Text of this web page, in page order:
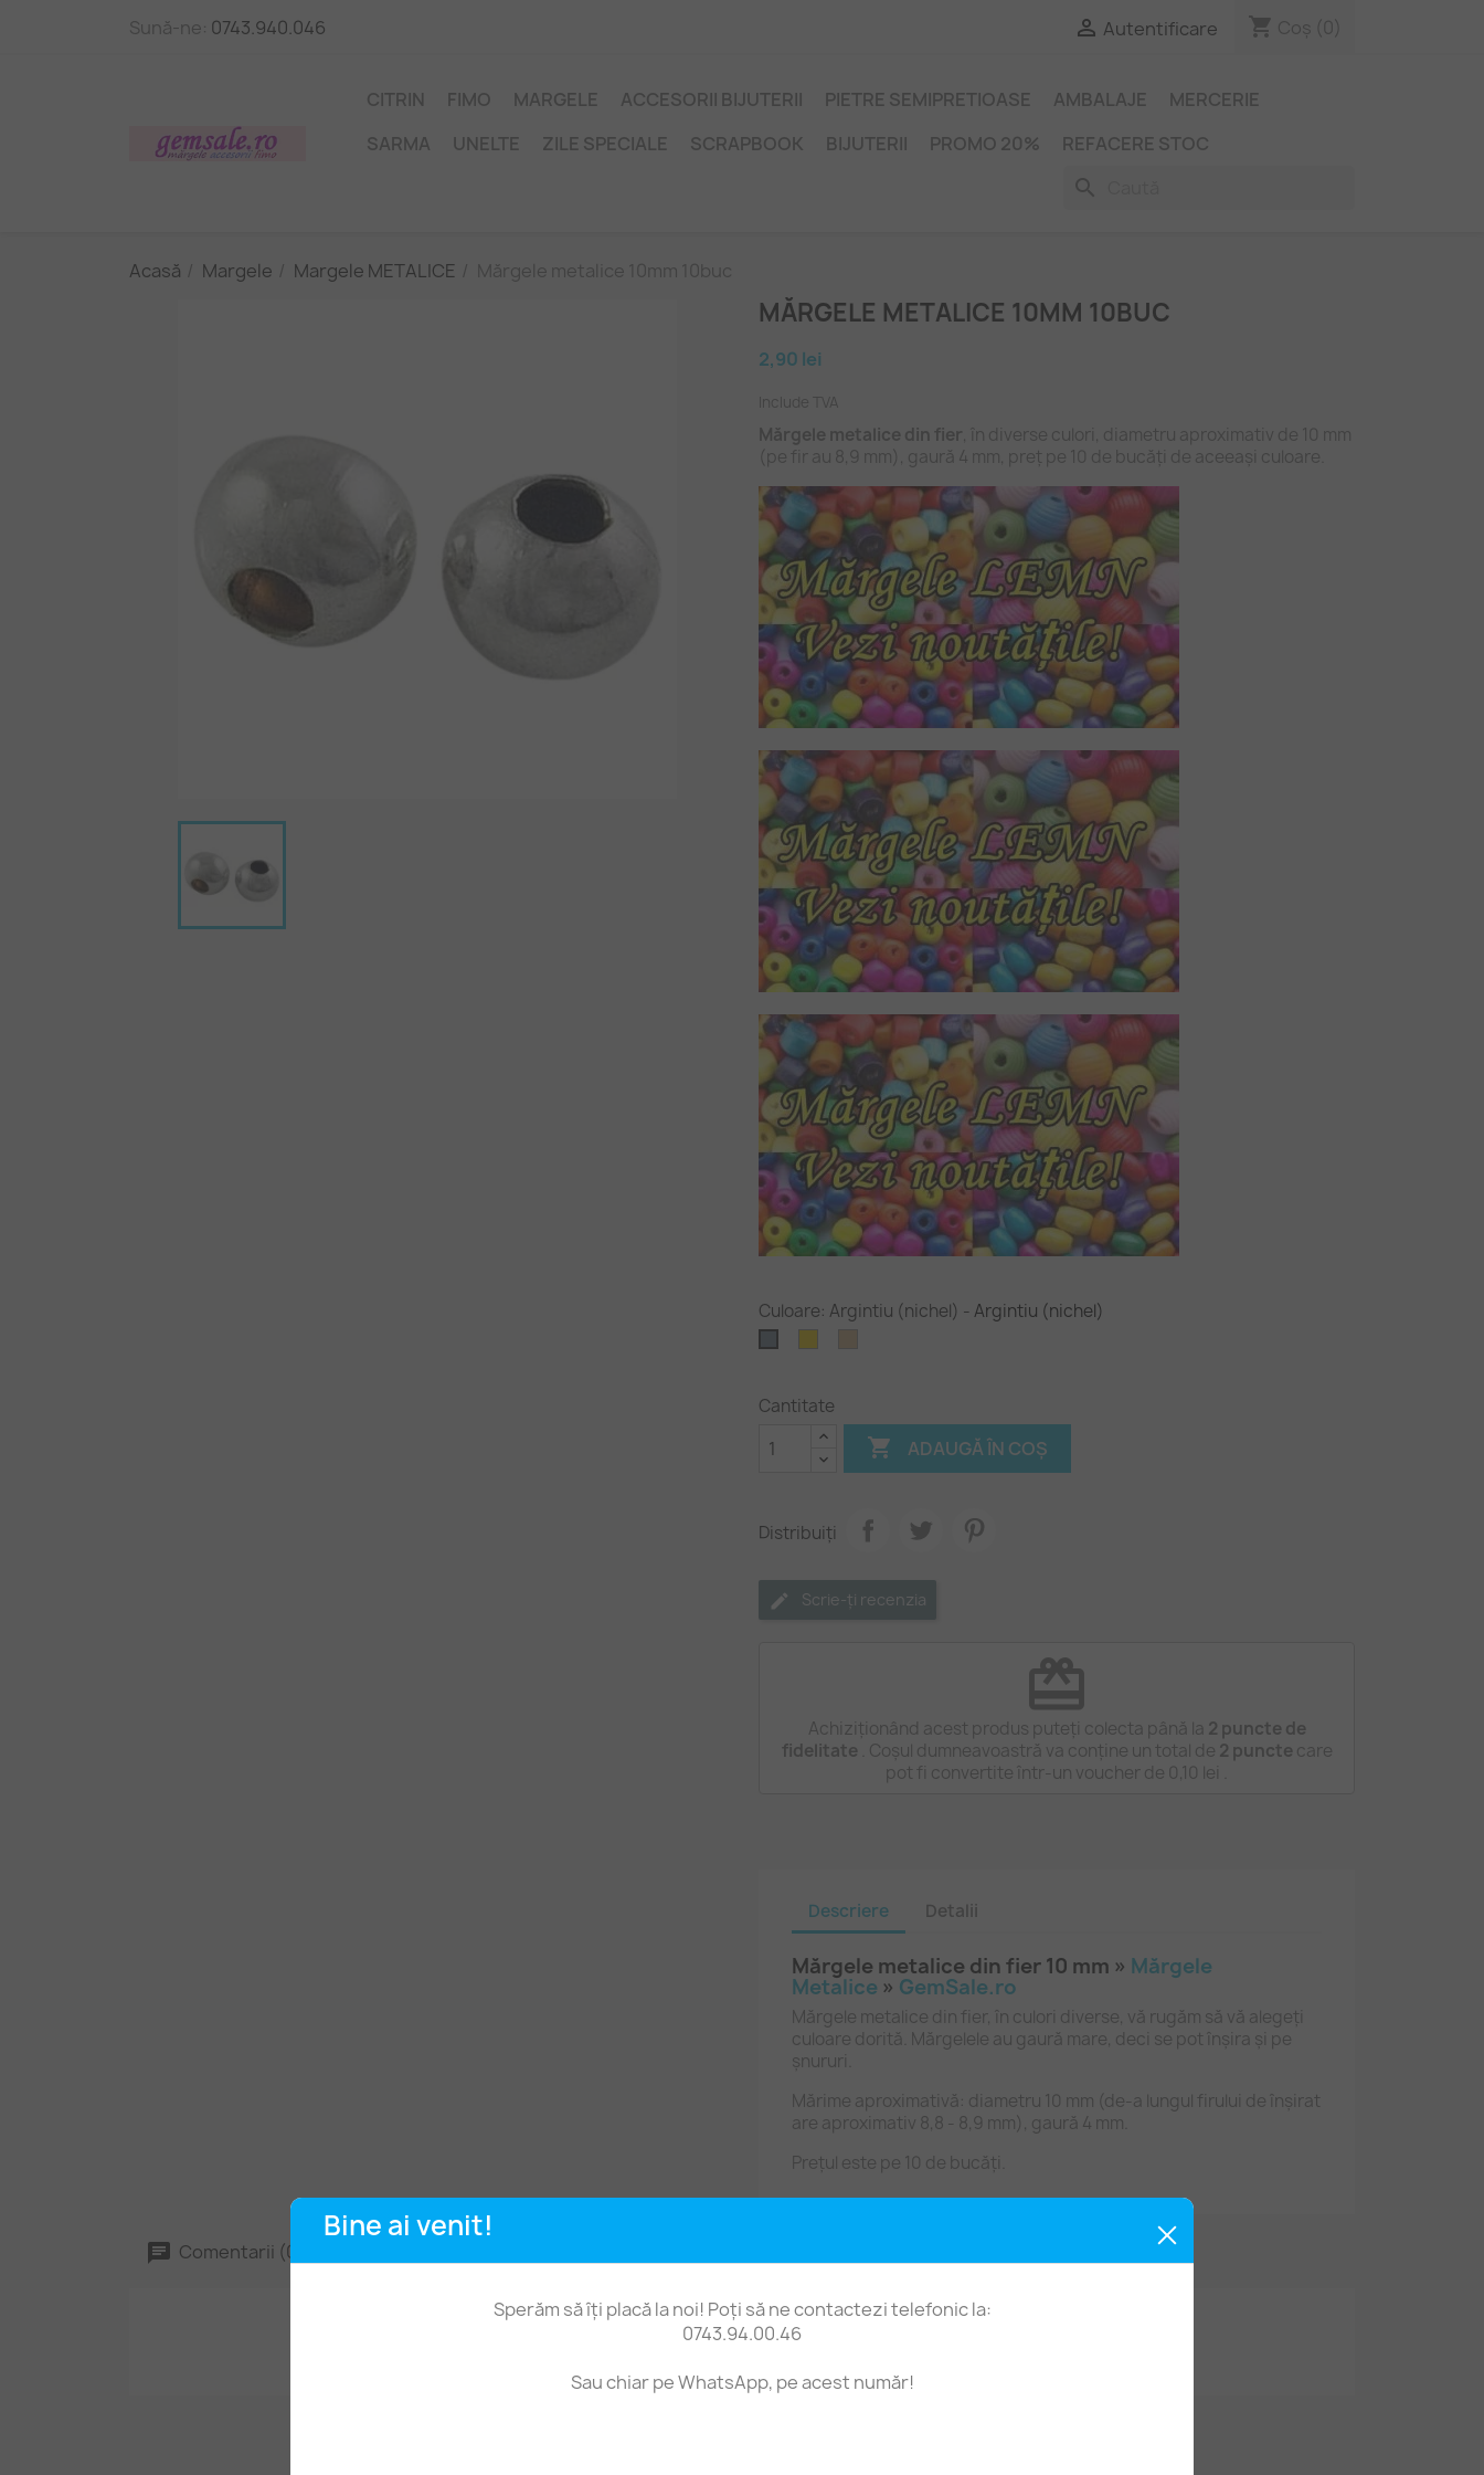
Bine ai venit!
Sperăm să îți placă la noi! Poți să ne contactezi telefonic la:
0743.94.00.46
Sau chiar pe WhatsApp, pe acest număr!
Sună-ne: 0743.940.046  Autentificare shopping_cart Coș (0)
CITRIN FIMO MARGELE ACCESORII BIJUTERII PIETRE SEMIPRETIOASE AMBALAJE
MERCERIE
SARMA
UNELTE ZILE SPECIALE SCRAPBOOK BIJUTERII PROMO 20% REFACERE STOC
search
Acasă Margele Margele METALICE Mărgele metalice 10mm 10buc
MĂRGELE METALICE 10MM 10BUC
2,90 lei
Include TVA
Mărgele metalice din fier, în diverse culori, diametru aproximativ de 10 mm
(pe fir au 8,9 mm), gaură 4 mm, preț pe 10 de bucăți de aceeași culoare.
Culoare: Argintiu (nichel) -Argintiu (nichel)
Cantitate
 ADAUGĂ ÎN COȘ
Distribuiți
Scrie-ți recenzia
redeem
Achiziționând acest produs puteți colecta până la 2 puncte de
fidelitate . Coșul dumneavoastră va conține un total de 2 puncte care
pot fi convertite într-un voucher de 0,10 lei
Descriere Detalii
Mărgele metalice din fier 10 mm » Mărgele
Metalice » GemSale.ro
Mărgele metalice din fier, în culori diverse, vă rugăm să vă alegeți
culoare dorită. Mărgelele au gaură mare, deci se pot înșira și pe
șnururi.
Mărime aproximativă: diametru 10 mm (de-a lungul firului de înșirat
are aproximativ 8,8 - 8,9 mm), gaură 4 mm.
Prețul este pe 10 de bucăți.
Comentarii (0)
Fii primul care scrie o recenzie